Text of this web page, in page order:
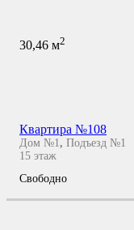
30,46 м2
Квартира №108
Дом №1 , Подъезд №1
15 этаж
Свободно